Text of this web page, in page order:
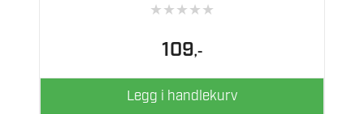
★★★★★
109,-
Legg i handlekurv